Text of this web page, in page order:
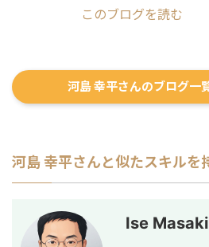
このブログを読む
河島 幸平さんのブログ一
河島 幸平さんと似たスキルを
Ise Masaki